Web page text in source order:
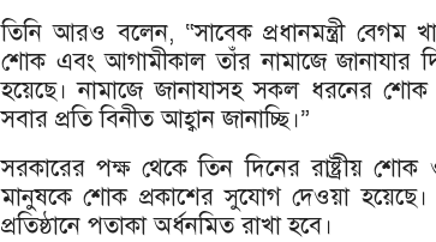
তিনি আরও বলেন, “সাবেক প্রধানমন্ত্রী বেগম
শোক এবং আগামীকাল তাঁর নামাজে জানাযার
হয়েছে। নামাজে জানাযাসহ সকল ধরনের
সবার প্রতি বিনীত আহ্বান জানাচ্ছি।”
সরকারের পক্ষ থেকে তিন দিনের রাষ্ট্রীয়
মানুষকে শোক প্রকাশের সুযোগ দেওয়া
প্রতিষ্ঠানে পতাকা অর্ধনমিত রাখা হবে।